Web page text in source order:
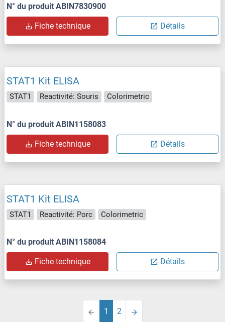
N° du produit ABIN7830900
Fiche technique Détails
STAT1 Kit ELISA
STAT1 Reactivité: Souris Colorimetric
N° du produit ABIN1158083
Fiche technique Détails
STAT1 Kit ELISA
STAT1 Reactivité: Porc Colorimetric
N° du produit ABIN1158084
Fiche technique Détails
1 2